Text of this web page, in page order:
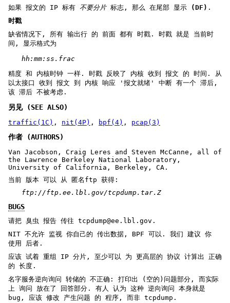
如果 报文的 IP 标有 不要分片标志, 那么 在尾部 显示 (DF) .
时戳
缺省情况下, 所有 输出行 的 前面 都有 时戳. 时戳 就是 当前时
间, 显示格式为
hh:mm:ss.frac
精度 和 内核时钟 一样. 时戳 反映了 内核 收到 报文 的 时间. 从
以太接口 收到 报文 到 内核 响应 '报文就绪' 中断 有一个 滞后,
该 滞后 不被考虑.
另见 (SEE ALSO)
traffic(1C) , nit(4P) , bpf(4) , pcap(3)
作者 (AUTHORS)
Van Jacobson, Craig Leres and Steven McCanne, all of
the Lawrence Berkeley National Laboratory,
University of California, Berkeley, CA.
当前 版本 可以 从 匿名ftp 获得:
ftp://ftp.ee.lbl.gov/tcpdump.tar.Z
BUGS
请把 臭虫 报告 传往 tcpdump@ee.lbl.gov.
NIT 不允许 监视 你自己的 传出数据, BPF 可以. 我们 建议 你
使用 后者.
应该 试着 重组 IP 分片, 至少可以 为 更高层的 协议 计算出 正确
的 长度.
名字服务逆向询问 转储的 不正确: 打印出 (空的)问题部分, 而实际
上 询问 放在了 回答部分. 有人 认为 这种 逆向询问 本身就是
bug, 应该 修改 产生问题 的 程序, 而非 tcpdump.